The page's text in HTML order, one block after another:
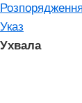
Розпорядження
Указ
Ухвала